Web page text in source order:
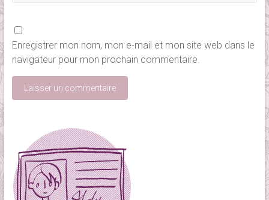
Enregistrer mon nom, mon e-mail et mon site web dans le
navigateur pour mon prochain commentaire.